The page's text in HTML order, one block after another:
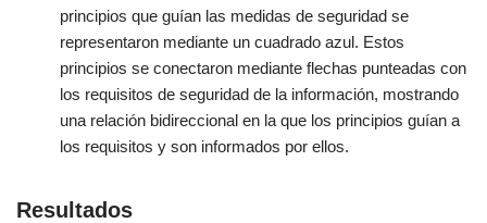
principios que guían las medidas de seguridad se
representaron mediante un cuadrado azul. Estos
principios se conectaron mediante flechas punteadas con
los requisitos de seguridad de la información, mostrando
una relación bidireccional en la que los principios guían a
los requisitos y son informados por ellos.
Resultados